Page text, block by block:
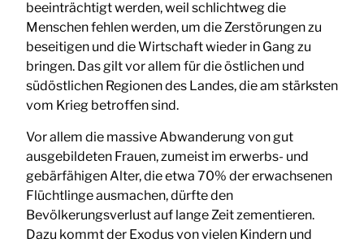
beeinträchtigt werden, weil schlichtweg die
Menschen fehlen werden, um die Zerstörungen zu
beseitigen und die Wirtschaft wieder in Gang zu
bringen. Das gilt vor allem für die östlichen und
südöstlichen Regionen des Landes, die am stärksten
vom Krieg betroffen sind.
Vor allem die massive Abwanderung von gut
ausgebildeten Frauen, zumeist im erwerbs- und
gebärfähigen Alter, die etwa 70% der erwachsenen
Flüchtlinge ausmachen, dürfte den
Bevölkerungsverlust auf lange Zeit zementieren.
Dazu kommt der Exodus von vielen Kindern und